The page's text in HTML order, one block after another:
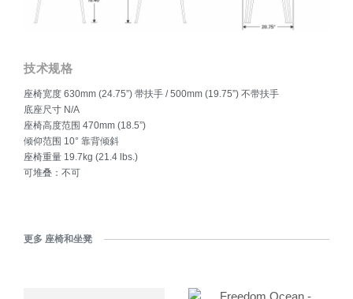
技术规格
座椅宽度 630mm (24.75”) 带扶手 / 500mm (19.75”) 不带扶手
底座尺寸 N/A
座椅高度范围 470mm (18.5”)
倾仰范围 10° 靠背倾斜
座椅重量 19.7kg (21.4 lbs.)
可堆叠：不可
更多 座椅和坐凳